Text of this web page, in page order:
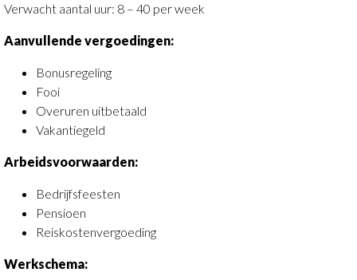
Verwacht aantal uur: 8 – 40 per week
Aanvullende vergoedingen:
Bonusregeling
Fooi
Overuren uitbetaald
Vakantiegeld
Arbeidsvoorwaarden:
Bedrijfsfeesten
Pensioen
Reiskostenvergoeding
Werkschema: